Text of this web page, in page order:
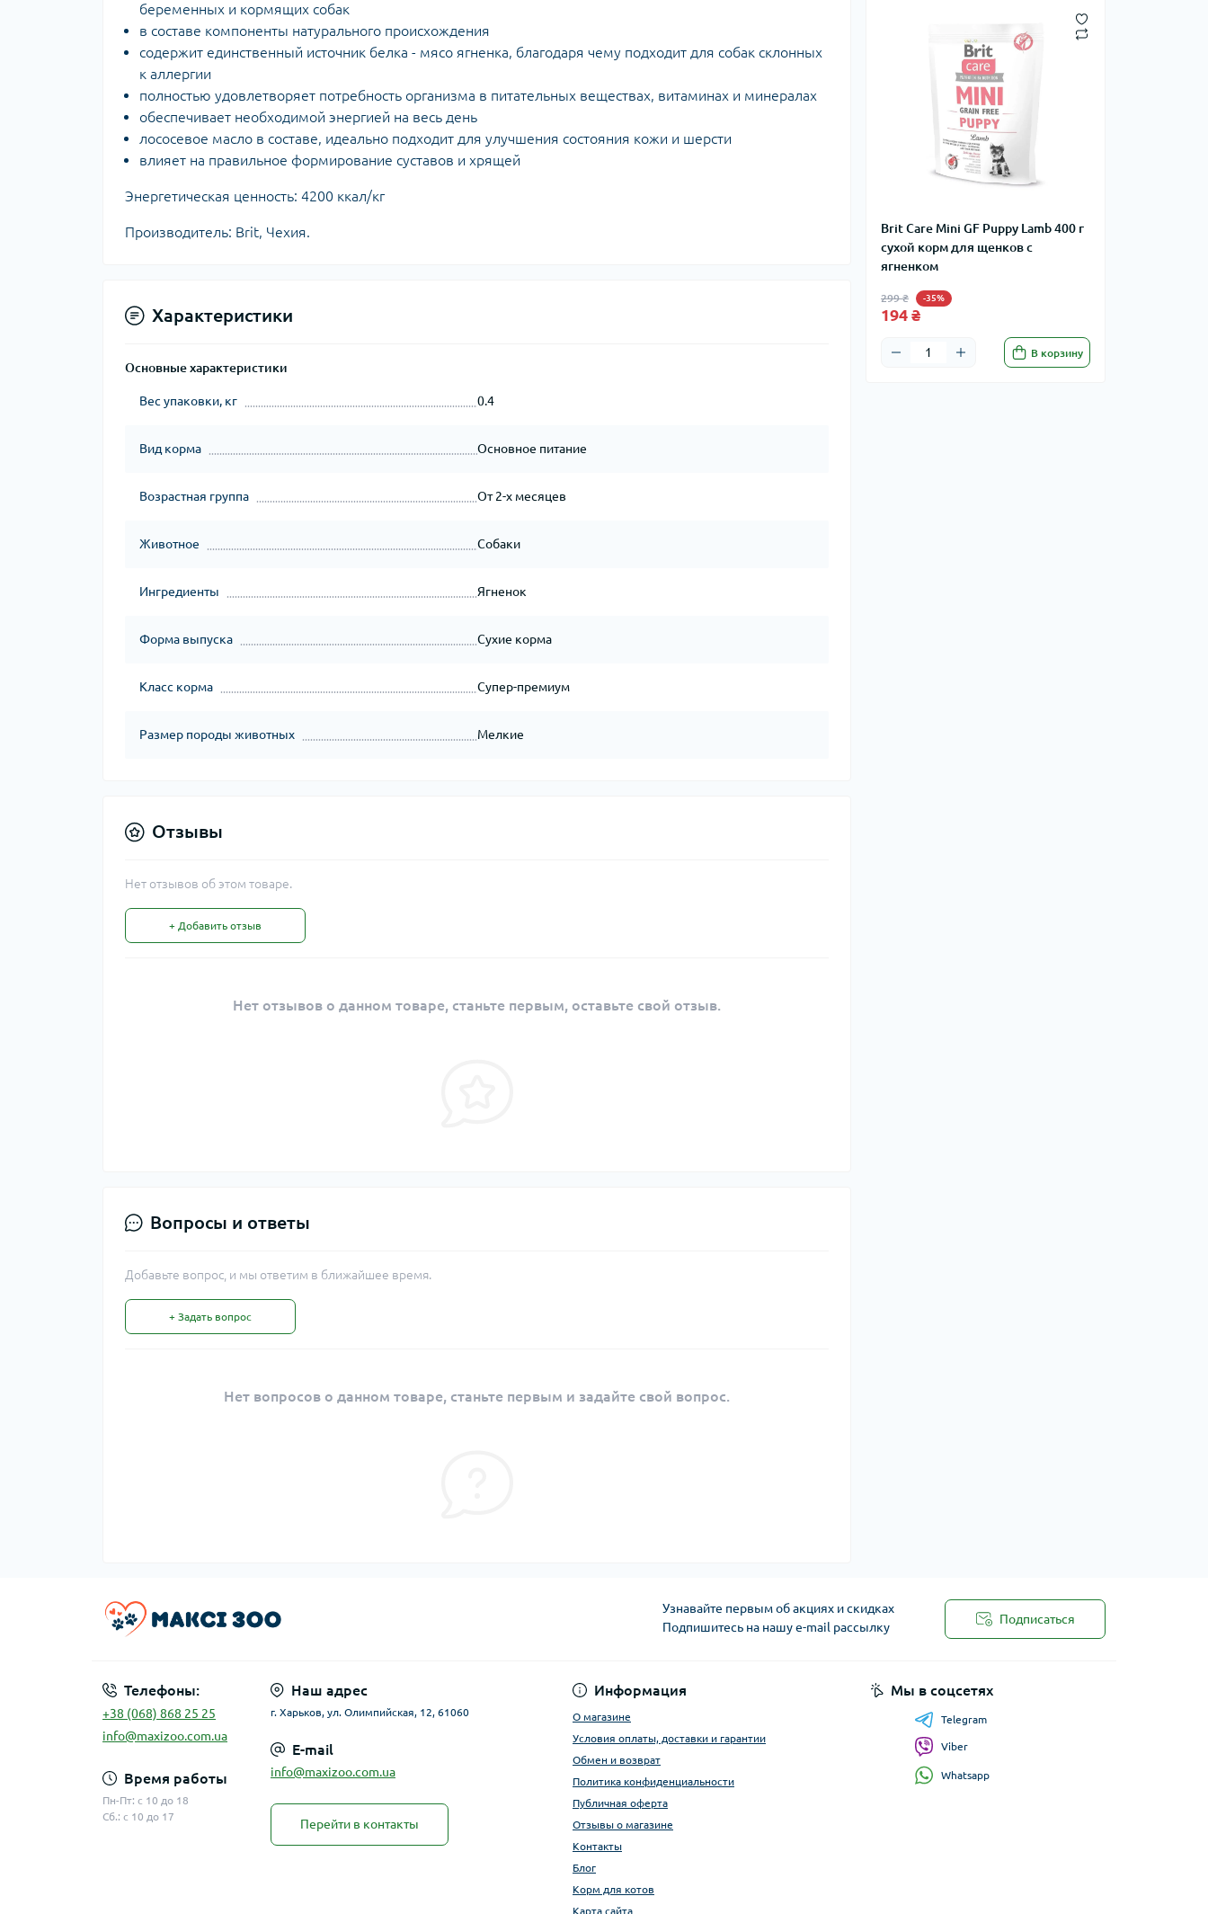
Brit Care Mini GF Puppy Lamb 400 г
сухой корм для щенков с
ягненком
299 ₴ -35%
194 ₴
В корзину
беременных и кормящих собак
в составе компоненты натурального происхождения
содержит единственный источник белка - мясо ягненка, благодаря чему подходит для собак склонных
к аллергии
полностью удовлетворяет потребность организма в питательных веществах, витаминах и минералах
обеспечивает необходимой энергией на весь день
лососевое масло в составе, идеально подходит для улучшения состояния кожи и шерсти
влияет на правильное формирование суставов и хрящей
Энергетическая ценность: 4200 ккал/кг
Производитель: Brit, Чехия.
Характеристики
Основные характеристики
Вес упаковки, кг 0.4
Вид корма Основное питание
Возрастная группа От 2-х месяцев
Животное Собаки
Ингредиенты Ягненок
Форма выпуска Сухие корма
Класс корма Супер-премиум
Размер породы животных Мелкие
Отзывы
Нет отзывов об этом товаре.
+ Добавить отзыв
Нет отзывов о данном товаре, станьте первым, оставьте свой отзыв.
Вопросы и ответы
Добавьте вопрос, и мы ответим в ближайшее время.
+ Задать вопрос
Нет вопросов о данном товаре, станьте первым и задайте свой вопрос.
Узнавайте первым об акциях и скидках
Подпишитесь на нашу e-mail рассылку
Подписаться
Телефоны:
+38 (068) 868 25 25
info@maxizoo.com.ua
Время работы
Пн-Пт: с 10 до 18
Сб.: с 10 до 17
Наш адрес
г. Харьков, ул. Олимпийская, 12, 61060
E-mail
info@maxizoo.com.ua
Перейти в контакты
Информация
О магазине
Условия оплаты, доставки и гарантии
Обмен и возврат
Политика конфиденциальности
Публичная оферта
Отзывы о магазине
Контакты
Блог
Корм для котов
Карта сайта
Мы в соцсетях
Telegram
Viber
Whatsapp